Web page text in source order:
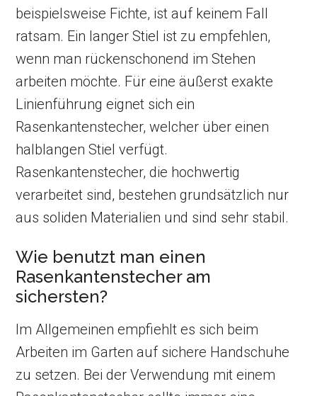
beispielsweise Fichte, ist auf keinem Fall
ratsam. Ein langer Stiel ist zu empfehlen,
wenn man rückenschonend im Stehen
arbeiten möchte. Für eine äußerst exakte
Linienführung eignet sich ein
Rasenkantenstecher, welcher über einen
halblangen Stiel verfügt.
Rasenkantenstecher, die hochwertig
verarbeitet sind, bestehen grundsätzlich nur
aus soliden Materialien und sind sehr stabil.
Wie benutzt man einen
Rasenkantenstecher am
sichersten?
Im Allgemeinen empfiehlt es sich beim
Arbeiten im Garten auf sichere Handschuhe
zu setzen. Bei der Verwendung mit einem